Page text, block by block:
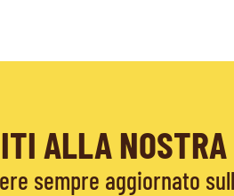
ALLA
sempre aggiornato